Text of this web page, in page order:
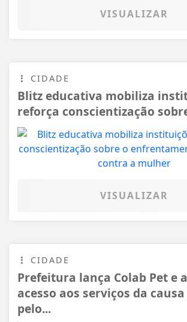
VISUALIZAR
CIDADE
Blitz educativa mobiliza
reforça conscientização
VISUALIZAR
CIDADE
Prefeitura lança Colab Pet e
acesso aos serviços da
pelo...